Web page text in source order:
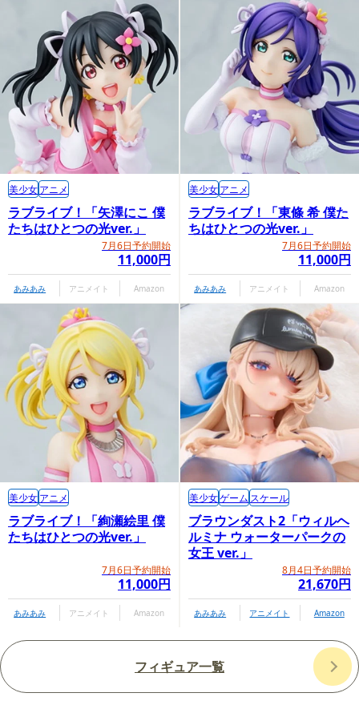
ラブライブ！「矢澤にこ 僕
たちはひとつの光ver.」
7月6日予約開始
11,000円
美少女アニメ
あみあみ アニメイト Amazon
ラブライブ！「東條 希 僕た
ちはひとつの光ver.」
7月6日予約開始
11,000円
美少女アニメ
あみあみ アニメイト Amazon
ラブライブ！「絢瀬絵里 僕
たちはひとつの光ver.」
7月6日予約開始
11,000円
美少女アニメ
あみあみ アニメイト Amazon
ブラウンダスト2「ウィルヘ
ルミナ ウォーターパークの
女王 ver.」
8月4日予約開始
21,670円
美少女ゲーム スケール
あみあみ アニメイト Amazon
フィギュア一覧